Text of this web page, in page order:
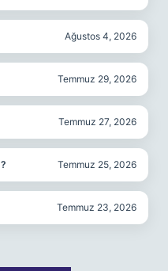
Ağustos 4, 2026
Temmuz 29, 2026
Temmuz 27, 2026
Temmuz 25, 2026
Temmuz 23, 2026